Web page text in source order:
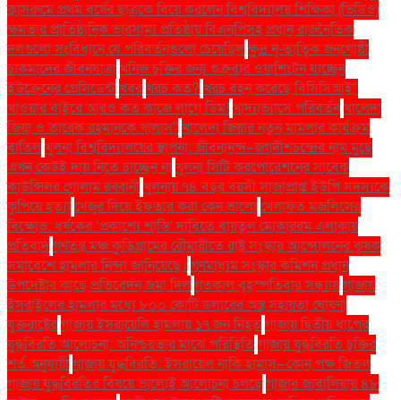
ক্লাসরুমে প্রথম বর্ষের ছাত্রকে বিয়ে করলেন বিশ্ববিদ্যালয় শিক্ষিকা (ভিডিও)
ক্ষমতার প্রাতিষ্ঠানিক ভারসাম্য প্রতিষ্ঠায় বিএনপিসহ প্রধান রাজনৈতিক
দলগুলো সংবিধানে যে পরিবর্তনগুলো চেয়েছিলক্ষুদ্র নৃ-তাত্বিক জনগোষ্ঠী
চাকমাদের জীবনযাত্রাখনিজ চুক্তির জন্য শুক্রবার ওয়াশিংটন যাচ্ছেন
ইউক্রেনের প্রেসিডেন্টখবরখরচ কত? খরচ বহন করেছে বিসিসিআই"
খাওয়ার বাইরে আরও কত কাজে লাগে ডিম!খাদ্যাভ্যাসে পরিবর্তনখালেদা
জিয়া ও তারেক রহমানকে খালাস'' খালেদা জিয়ার নতুন মামলার কার্যক্রম
বাতিলখুলনা বিশ্ববিদ্যালয়ের স্থাপনা: জীবনানন্দ–জগদীশচন্দ্রের নাম মুছে
এখন কেউই দায় নিতে চাচ্ছেন নাখুলনা সিটি করপোরেশনের সাবেক
কাউন্সিলর গোলাম রব্বানীখুলনায় ৭৪ বছর বয়সী সাজাপ্রাপ্ত ইউপি সদস্যকে
কুপিয়ে হত্যাখেজুর দিয়ে ইফতার করা কেন ভালোখেলাফত মজলিসের
বিক্ষোভ: ধর্ষকের ‘প্রকাশ্যে শাস্তি’ দাবিতে বায়তুল মোকাররম এলাকায়
প্রতিবাদগণতন্ত্র মঞ্চ কুড়িগ্রামের রৌমারীতে রাষ্ট্র সংস্কার আন্দোলনের কৃষক
সমাবেশে হামলার নিন্দা জানিয়েছে। গণমাধ্যম সংস্কার কমিশন প্রধান
উপদেষ্টার কাছে প্রতিবেদন জমা দিলগতকাল বৃহস্পতিবার সন্ধ্যায়গাজায়
ইসরাইলের হামলার মধ্যে ৮০০ কোটি ডলারের অস্ত্র সহায়তা ঘোষণা
যুক্তরাষ্ট্রেরগাজায় ইসরায়েলি হামলায় ১৭ জন নিহতগাজায় দ্বিতীয় ধাপের
যুদ্ধবিরতি আলোচনা: অনিশ্চয়তার মাঝে পরিস্থিতিগাজায় যুদ্ধবিরতি চুক্তির
শর্ত অনুযায়ীগাজায় যুদ্ধবিরতি: ইসরায়েল নাকি হামাস—কোন পক্ষ জিতল
গাজায় যুদ্ধবিরতির বিষয়ে ভালোই আলোচনা চলছেগাজার জাবালিয়ায় ৪৮